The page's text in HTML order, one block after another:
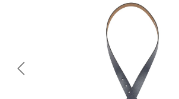
Bildergalerie überspringen